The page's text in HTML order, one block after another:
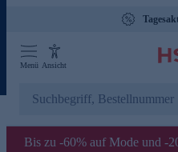
Menü Ansicht
Bis zu -60% auf Mode und -